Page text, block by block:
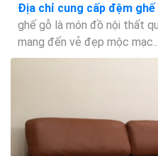
Địa chỉ cung cấp đệm
ghế gỗ là món đồ nội thất
mang đến vẻ đẹp mộc mạc...